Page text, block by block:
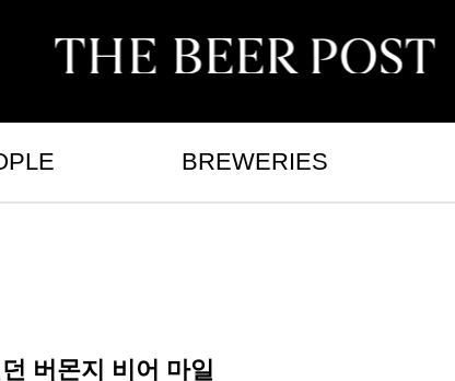
BREWERIES
버몬지 비어 마일